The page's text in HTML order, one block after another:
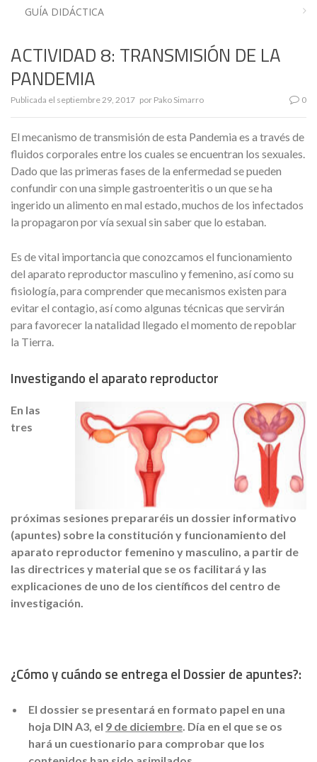
GUÍA DIDÁCTICA
ACTIVIDAD 8: TRANSMISIÓN DE LA
PANDEMIA
Publicada el septiembre 29, 2017 por Pako Simarro 0
El mecanismo de transmisión de esta Pandemia es a través de
fluidos corporales entre los cuales se encuentran los sexuales.
Dado que las primeras fases de la enfermedad se pueden
confundir con una simple gastroenteritis o un que se ha
ingerido un alimento en mal estado, muchos de los infectados
la propagaron por vía sexual sin saber que lo estaban.
Es de vital importancia que conozcamos el funcionamiento
del aparato reproductor masculino y femenino, así como su
fisiología, para comprender que mecanismos existen para
evitar el contagio, así como algunas técnicas que servirán
para favorecer la natalidad llegado el momento de repoblar
la Tierra.
Investigando el aparato reproductor
En las
tres
próximas sesiones prepararéis un dossier informativo
(apuntes) sobre la constitución y funcionamiento del
aparato reproductor femenino y masculino, a partir de
las directrices y material que se os facilitará y las
explicaciones de uno de los científicos del centro de
investigación.
¿Cómo y cuándo se entrega el Dossier de apuntes?:
El dossier se presentará en formato papel en una
hoja DIN A3, el 9 de diciembre . Día en el que se os
hará un cuestionario para comprobar que los